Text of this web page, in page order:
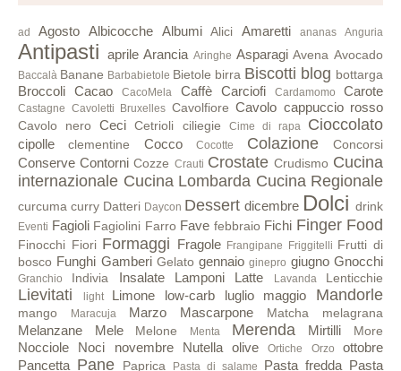
ad Agosto Albicocche Albumi Alici Amaretti ananas Anguria
Antipasti aprile Arancia Aringhe Asparagi Avena Avocado
Baccalà Banane Barbabietole Bietole birra Biscotti blog bottarga
Broccoli Cacao CacoMela Caffè Carciofi Cardamomo Carote
Castagne Cavoletti Bruxelles Cavolfiore Cavolo cappuccio rosso
Cavolo nero Ceci Cetrioli ciliegie Cime di rapa Cioccolato
cipolle clementine Cocco Cocotte Colazione Concorsi
Conserve Contorni Cozze Crauti Crostate Crudismo Cucina
internazionale Cucina Lombarda Cucina Regionale
curcuma curry Datteri Daycon Dessert dicembre Dolci drink
Eventi Fagioli Fagiolini Farro Fave febbraio Fichi Finger Food
Finocchi Fiori Formaggi Fragole Frangipane Friggitelli Frutti di
bosco Funghi Gamberi Gelato gennaio ginepro giugno Gnocchi
Granchio Indivia Insalate Lamponi Latte Lavanda Lenticchie
Lievitati light Limone low-carb luglio maggio Mandorle
mango Maracuja Marzo Mascarpone Matcha melagrana
Melanzane Mele Melone Menta Merenda Mirtilli More
Nocciole Noci novembre Nutella olive Ortiche Orzo
ottobre
Pancetta Pane Paprica Pasta di salame Pasta fredda Pasta